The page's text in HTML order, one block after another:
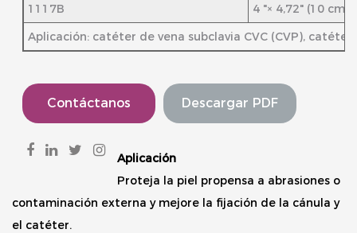
1117B
4 "× 4,72" (10 cm
Aplicación: catéter de vena subclavia CVC (CVP), catéter
Contáctanos Descargar PDF
Aplicación
Proteja la piel propensa a abrasiones o
contaminación externa y mejore la fijación de la cánula y
el catéter.